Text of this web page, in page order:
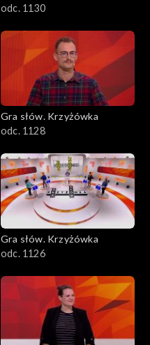
odc. 1130
Gra słów. Krzyżówka
odc. 1128
Gra słów. Krzyżówka
odc. 1126